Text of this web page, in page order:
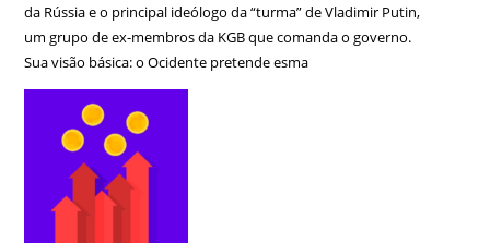
da Rússia e o principal ideólogo da “turma” de Vladimir Putin,
um grupo de ex-membros da KGB que comanda o governo.
Sua visão básica: o Ocidente pretende esma